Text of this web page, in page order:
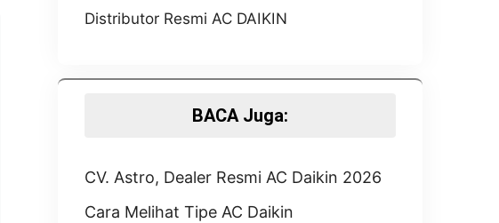
Distributor Resmi AC DAIKIN
BACA Juga:
CV. Astro, Dealer Resmi AC Daikin 2026
Cara Melihat Tipe AC Daikin